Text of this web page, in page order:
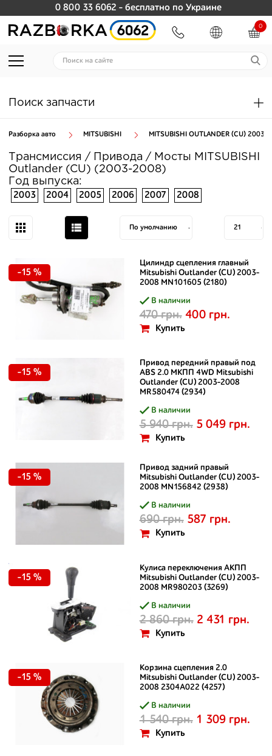
0 800 33 6062 - бесплатно по Украине
0
Поиск запчасти
Разборка авто MITSUBISHI MITSUBISHI OUTLANDER (CU) 2003-
Трансмиссия / Привода / Мосты MITSUBISHI
Outlander (CU) (2003-2008)
Год выпуска:
2003
2004 2005 2006 2007 2008
Цилиндр сцепления главный
Mitsubishi Outlander (CU) 2003-
2008 MN101605 (2180)
В наличии
470 грн. 400 грн.
Купить
-15 %
Привод передний правый под
ABS 2.0 МКПП 4WD Mitsubishi
Outlander (CU) 2003-2008
MR580474 (2934)
В наличии
5 940 грн. 5 049 грн.
Купить
-15 %
Привод задний правый
Mitsubishi Outlander (CU) 2003-
2008 MN156842 (2938)
В наличии
690 грн. 587 грн.
Купить
-15 %
Кулиса переключения АКПП
Mitsubishi Outlander (CU) 2003-
2008 MR980203 (3269)
В наличии
2 860 грн. 2 431 грн.
Купить
-15 %
Корзина сцепления 2.0
Mitsubishi Outlander (CU) 2003-
2008 2304A022 (4257)
В наличии
1 540 грн. 1 309 грн.
Купить
-15 %